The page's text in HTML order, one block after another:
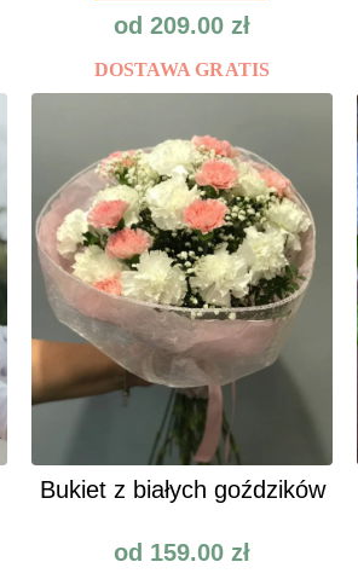
od 209.00 zł
DOSTAWA GRATIS
Bukiet z białych goździków
od 159.00 zł